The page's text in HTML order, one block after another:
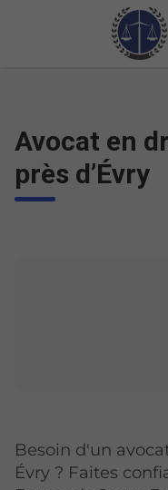
Avocat en
près d’Évry
Besoin d'un
Évry ? Faites